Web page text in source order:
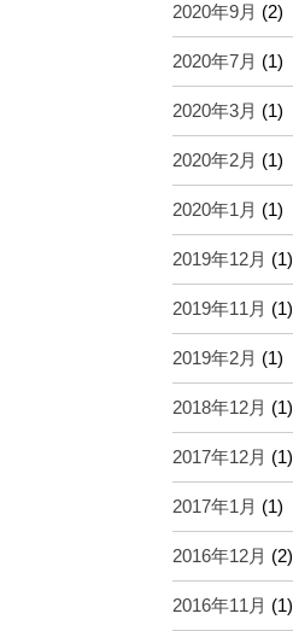
2020年9月 (2)
2020年7月 (1)
2020年3月 (1)
2020年2月 (1)
2020年1月 (1)
2019年12月 (1)
2019年11月 (1)
2019年2月 (1)
2018年12月 (1)
2017年12月 (1)
2017年1月 (1)
2016年12月 (2)
2016年11月 (1)